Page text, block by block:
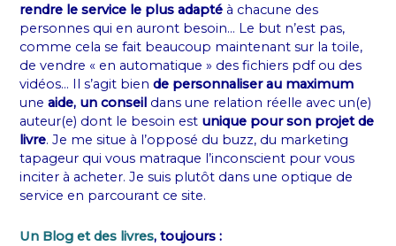
rendre le service le plus adapté à chacune des
personnes qui en auront besoin… Le but n’est pas,
comme cela se fait beaucoup maintenant sur la toile,
de vendre « en automatique » des fichiers pdf ou des
vidéos… Il s’agit biende personnaliser au maximum
uneaide, un conseil dans une relation réelle avec un(e)
auteur(e) dont le besoin est unique pour son projet de
livre. Je me situe à l’opposé du buzz, du marketing
tapageur qui vous matraque l’inconscient pour vous
inciter à acheter. Je suis plutôt dans une optique de
service en parcourant ce site.
Un Blog et des livres, toujours :